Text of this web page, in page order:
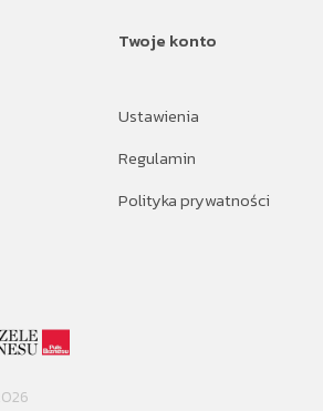
Twoje konto
Ustawienia
Regulamin
Polityka prywatności